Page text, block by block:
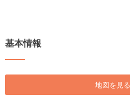
基本情報
地図を見る